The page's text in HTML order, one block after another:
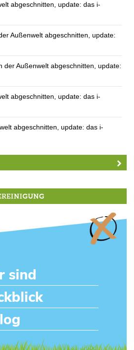
abgeschnitten, update: das i-
Außenwelt abgeschnitten, update:
der Außenwelt abgeschnitten, update:
abgeschnitten, update: das i-
abgeschnitten, update: das i-
sind